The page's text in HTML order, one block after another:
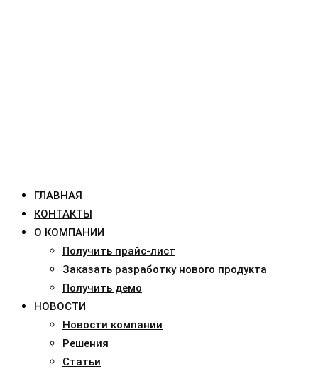
ГЛАВНАЯ
КОНТАКТЫ
О КОМПАНИИ
Получить прайс-лист
Заказать разработку нового продукта
Получить демо
НОВОСТИ
Новости компании
Решения
Статьи